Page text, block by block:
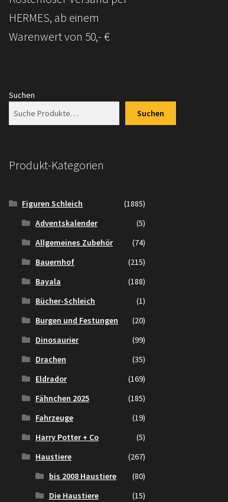
HERMES, ab einem
Warenwert von 50,- €
Suchen
Suchen
Produkt-Kategorien
Figuren Schleich
(1885)
Adventskalender
(5)
Allgemeines Zubehör
(74)
Bauernhof
(215)
Bayala
(188)
Bücher-Schleich
(1)
Burgen und Festungen
(20)
Dinosaurier
(99)
Drachen
(35)
Eldrador
(169)
Fähnchen 2025
(185)
Fahrzeuge
(19)
Harry Potter + Co
(5)
Haustiere
(267)
bis 2008 Haustiere
(80)
Die Haustiere
(15)